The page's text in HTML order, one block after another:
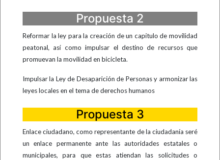
Propuesta 2
Reformar la ley para la creación de un capitulo de movilidad
peatonal, así como impulsar el destino de recursos que
promuevan la movilidad en bicicleta.
Impulsar la Ley de Desaparición de Personas y armonizar las
leyes locales en el tema de derechos humanos
Propuesta 3
Enlace ciudadano, como representante de la ciudadanía seré
un enlace permanente ante las autoridades estatales o
municipales, para que estas atiendan las solicitudes o